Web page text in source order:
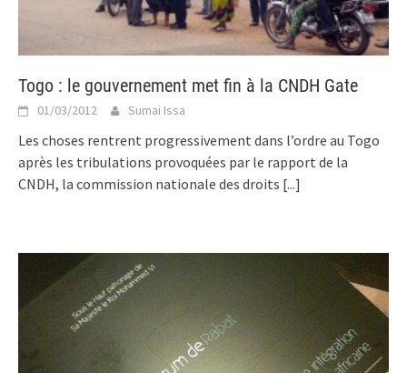
Togo : le gouvernement met fin à la CNDH Gate
01/03/2012 Sumai Issa
Les choses rentrent progressivement dans l’ordre au Togo
après les tribulations provoquées par le rapport de la
CNDH, la commission nationale des droits [...]